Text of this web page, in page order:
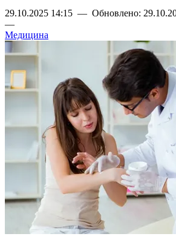
29.10.2025 14:15 — Обновлено:
—
Медицина